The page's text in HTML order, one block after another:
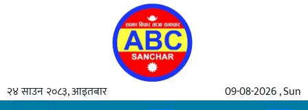
२४ साउन २०८३, आइतबार 09-08-2026 , Sun
समाचार